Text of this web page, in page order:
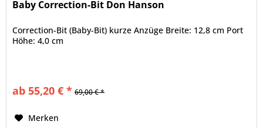
Baby Correction-Bit Don Hanson
Correction-Bit (Baby-Bit) kurze Anzüge Breite: 12,8 cm Port
Höhe: 4,0 cm
ab 55,20 € * 69,00 € *
Merken